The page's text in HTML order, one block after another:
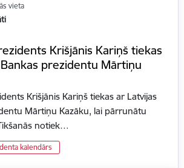
vieta
Krišjānis Kariņš tiekas
prezidentu Mārtiņu
Krišjānis Kariņš tiekas ar Latvijas
Mārtiņu Kazāku, lai pārrunātu
notiek…
kalendārs